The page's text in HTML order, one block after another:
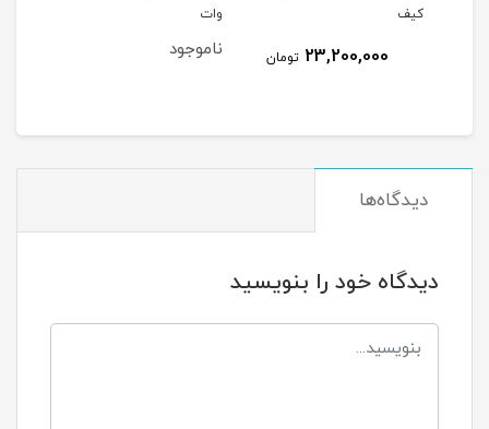
کیف
23,200,000 تومان
وات
ناموجود
دیدگاه‌ها
دیدگاه خود را بنویسید